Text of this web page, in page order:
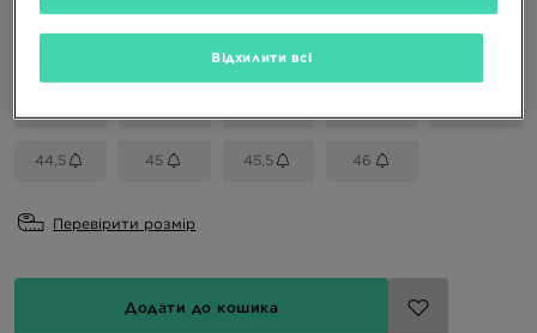
EU US
44,5 45 45,5 46
Перевірити розмір
Додати до кошика
Відхилити всі